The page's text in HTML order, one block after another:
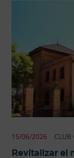
15/06/2026 CLUB
Revitalizar el